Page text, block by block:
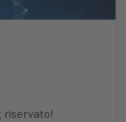
riservato!